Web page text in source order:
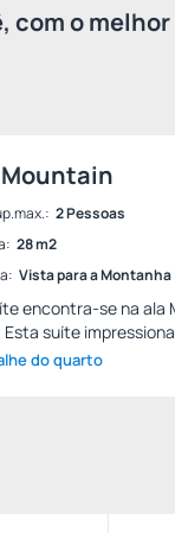
com o
2 Pessoas
28 m2
Vista para a Montanha
encontra-se na ala
Esta suíte
do quarto